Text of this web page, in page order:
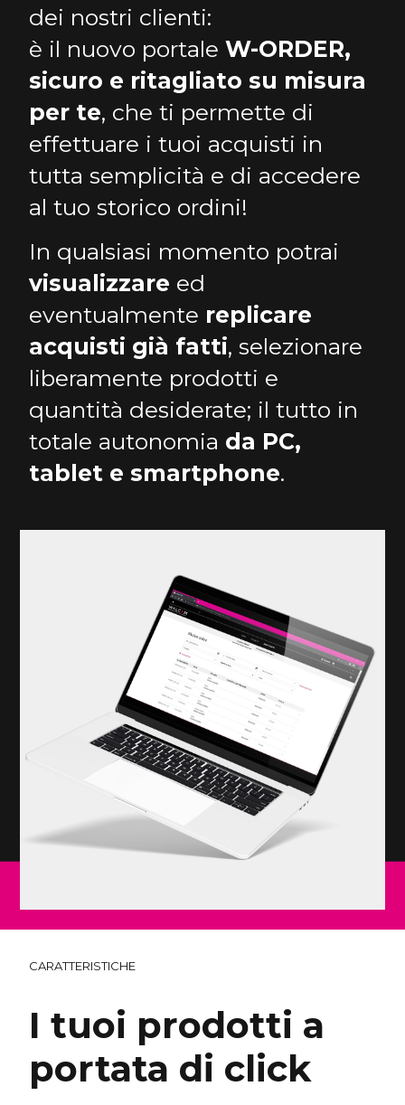
dei nostri clienti:
è il nuovo portaleW-ORDER,
sicuro e ritagliato su misura
per te, che ti permette di
effettuare i tuoi acquisti in
tutta semplicità e di accedere
al tuo storico ordini!
In qualsiasi momento potrai
visualizzare ed
eventualmente replicare
acquisti già fatti, selezionare
liberamente prodotti e
quantità desiderate; il tutto in
totale autonomia da PC,
tablet e smartphone.
CARATTERISTICHE
I tuoi prodotti a
portata di click